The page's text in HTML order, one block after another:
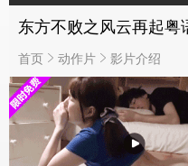
东方不败之风云再起粤
首页 动作片 影片介绍